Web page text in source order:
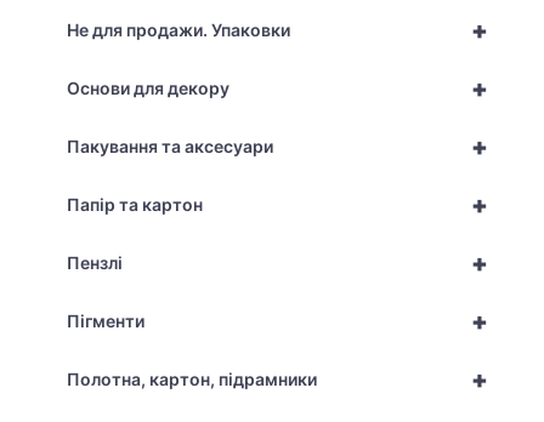
+
Не для продажи. Упаковки
+
Основи для декору
+
Пакування та аксесуари
+
Папір та картон
+
Пензлі
+
Пігменти
+
Полотна, картон, підрамники